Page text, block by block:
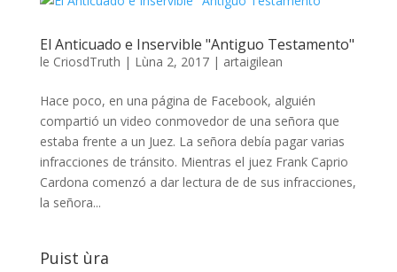
El Anticuado e Inservible "Antiguo Testamento"
le CriosdTruth | Lùna 2, 2017| artaigilean
Hace poco, en una página de Facebook, alguién
compartió un video conmovedor de una señora que
estaba frente a un Juez. La señora debía pagar varias
infracciones de tránsito. Mientras el juez Frank Caprio
Cardona comenzó a dar lectura de de sus infracciones,
la señora...
Puist ùra